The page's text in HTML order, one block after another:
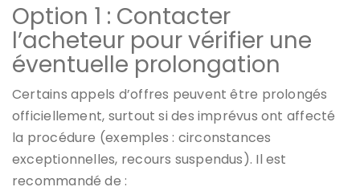
Option 1 : Contacter
l’acheteur pour vérifier une
éventuelle prolongation
Certains appels d’offres peuvent être prolongés
officiellement, surtout si des imprévus ont affecté
la procédure (exemples : circonstances
exceptionnelles, recours suspendus). Il est
recommandé de :